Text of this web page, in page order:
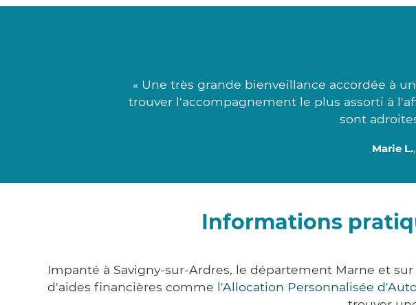
« Une très grande bienveillance accordée à
trouver l'accompagnement le plus assorti à
sont
Marie L.
Informations
Impanté à Savigny-sur-Ardres, le département Marne et
d'aides financières comme l'Allocation Personnalisée